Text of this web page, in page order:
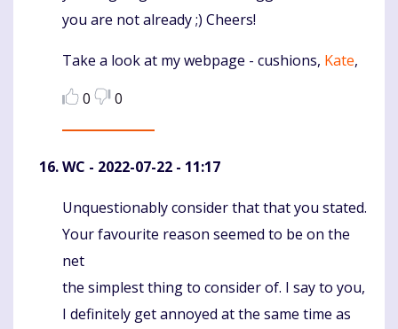
you are not already ;) Cheers!
Take a look at my webpage - cushions, Kate,
0
0
WC - 2022-07-22 - 11:17
Komentaras
Unquestionably consider that that you stated.
Your favourite reason seemed to be on the
net
the simplest thing to consider of. I say to you,
I definitely get annoyed at the same time as